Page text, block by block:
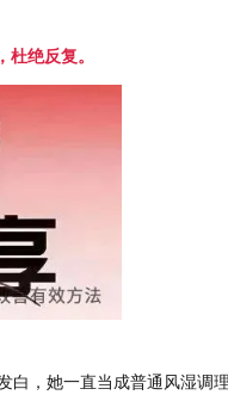
绝反复。
白，她一直当成普通风湿调